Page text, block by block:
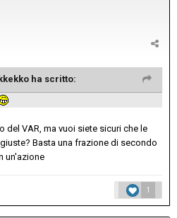
ha scritto:
VAR, ma vuoi siete sicuri che le
Basta una frazione di secondo
un'azione
1